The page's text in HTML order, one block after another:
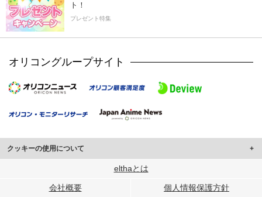
ト！
プレゼント特集
オリコングループサイト
クッキーの使用について
このサイトでは Cookie を使用して、ユーザーに合わせたコンテンツや広告の
行っています。
elthaとは
会社概要 個人情報保護方針